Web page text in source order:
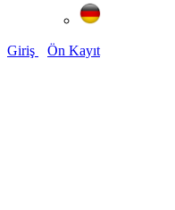
Giriş Ön Kayıt